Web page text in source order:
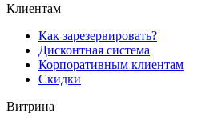
Клиентам
Как зарезервировать?
Дисконтная система
Корпоративным клиентам
Скидки
Витрина